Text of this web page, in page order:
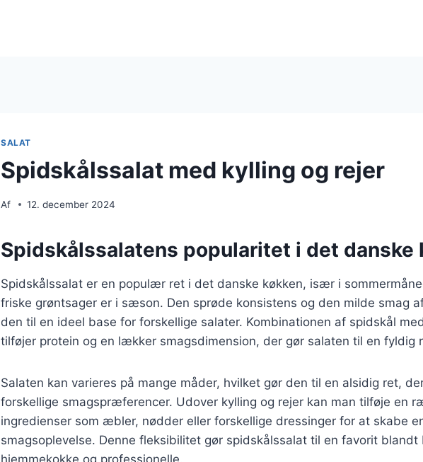
SALAT
Spidskålssalat med kylling og rejer
Af 12. december 2024
Spidskålssalatens popularitet i det danske
Spidskålssalat er en populær ret i det danske køkken, især i
friske grøntsager er i sæson. Den sprøde konsistens og den milde smag
den til en ideel base for forskellige salater. Kombinationen af spidskål
tilføjer protein og en lækker smagsdimension, der gør salaten til en fyldig
Salaten kan varieres på mange måder, hvilket gør den til en alsidig ret,
forskellige smagspræferencer. Udover kylling og rejer kan man tilføje en
ingredienser som æbler, nødder eller forskellige dressinger for at skabe
smagsoplevelse. Denne fleksibilitet gør spidskålssalat til en favorit blandt
hjemmekokke og professionelle.